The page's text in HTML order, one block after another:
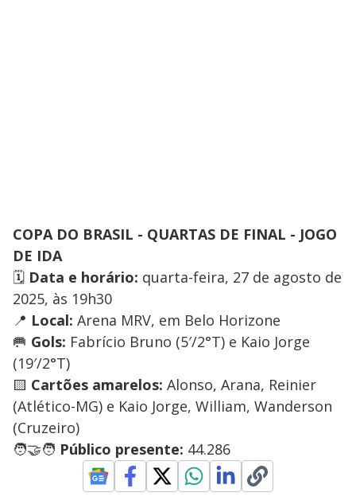
COPA DO BRASIL - QUARTAS DE FINAL - JOGO
DE IDA
🗓️ Data e horário: quarta-feira, 27 de agosto de
2025, às 19h30
📍 Local: Arena MRV, em Belo Horizone
🥅 Gols: Fabrício Bruno (5′/2°T) e Kaio Jorge
(19′/2°T)
🟨 Cartões amarelos: Alonso, Arana, Reinier
(Atlético-MG) e Kaio Jorge, William, Wanderson
(Cruzeiro)
🧑‍🤝‍🧑 Público presente: 44.286